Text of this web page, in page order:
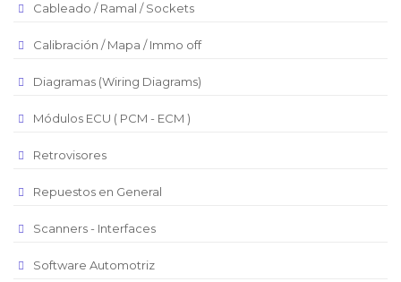
Euro
Real Brasilero
Cableado / Ramal / Sockets
Calibración / Mapa / Immo off
Diagramas (Wiring Diagrams)
Módulos ECU ( PCM - ECM )
Retrovisores
Repuestos en General
Scanners - Interfaces
Software Automotriz